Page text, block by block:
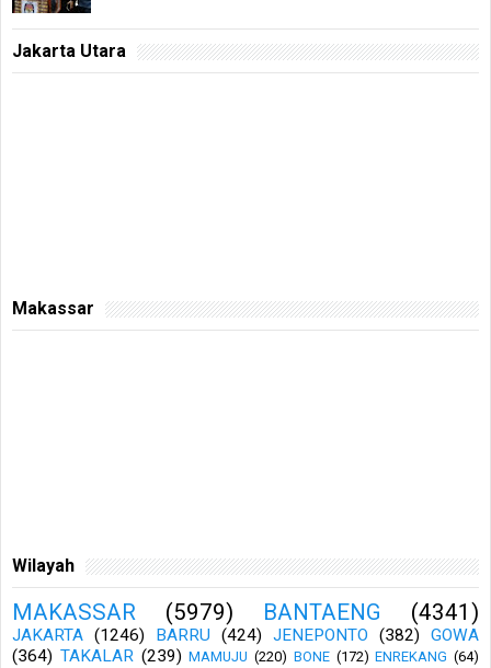
Jakarta Utara
Makassar
Wilayah
MAKASSAR (5979) BANTAENG (4341)
JAKARTA (1246) BARRU (424) JENEPONTO (382)
GOWA
(364) TAKALAR (239) MAMUJU (220) BONE (172) ENREKANG (64)